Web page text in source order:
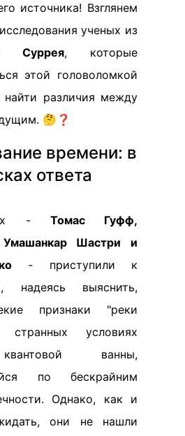
источника! Взглянем
ученых из
Суррея, которые
этой головоломкой
найти различия между
🤔❓
времени: в
ответа
- Томас Гуфф,
Умашанкар Шастри и
- приступили к
надеясь выяснить,
признаки "реки
условиях
ванны,
по бескрайним
Однако, как и
они не нашли